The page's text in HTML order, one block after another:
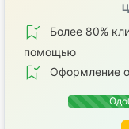
Более 80%
помощью
Оформление